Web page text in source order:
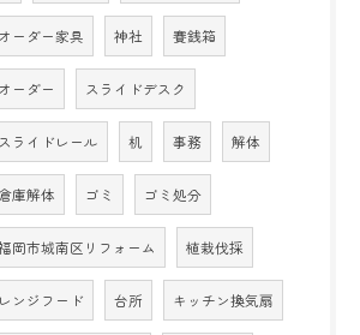
オーダー家具 神社 賽銭箱
オーダー スライドデスク
スライドレール 机 事務 解体
庫解体 ゴミ ゴミ処分
岡市城南区リフォーム 植栽伐採
レンジフード 台所 キッチン換気扇